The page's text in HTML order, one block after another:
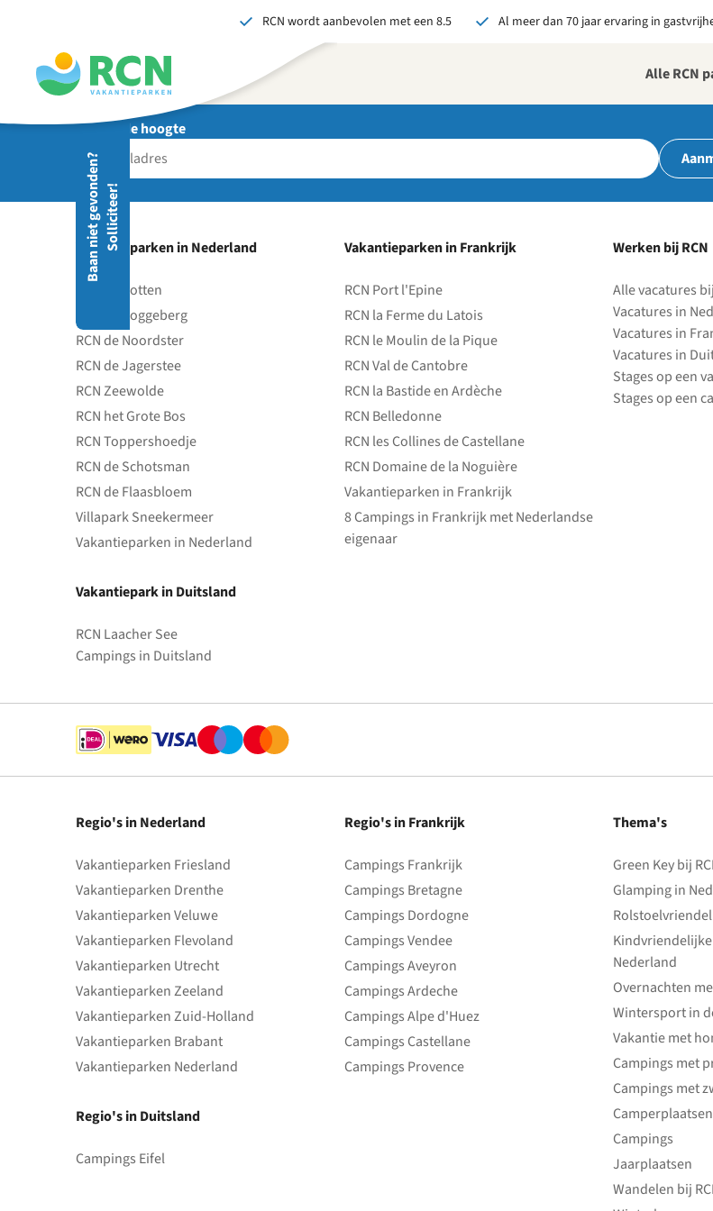
hoofdnavigatie
hoofdinhoud
voettekstinhoud
RCN wordt aanbevolen met een 8.5 Al meer dan 70 jaar ervaring in
Alle RCN
B
a
a
n
n
i
e
t
g
e
v
on
d
e
n
?
S
o
l
l
i
c
i
t
e
e
r!
Wij zijn altijd op zoek naar
gedreven en enthousiaste
versterken!
Blijf op de hoogte
Vakantieparken in Nederland
RCN de Potten
RCN de Roggeberg
RCN de Noordster
RCN de Jagerstee
RCN Zeewolde
RCN het Grote Bos
RCN Toppershoedje
RCN de Schotsman
RCN de Flaasbloem
Villapark Sneekermeer
Vakantieparken in Nederland
Vakantiepark in Duitsland
RCN Laacher See
Campings in Duitsland
Vakantieparken in Frankrijk
RCN Port l'Epine
RCN la Ferme du Latois
RCN le Moulin de la Pique
RCN Val de Cantobre
RCN la Bastide en Ardèche
RCN Belledonne
RCN les Collines de Castellane
RCN Domaine de la Noguière
Vakantieparken in Frankrijk
8 Campings in Frankrijk met Nederlandse
eigenaar
Werken bij RCN
Alle vacatures
Vacatures in
Vacatures in
Vacatures in
Stages op een
Stages op een
Regio's in Nederland
Vakantieparken Friesland
Vakantieparken Drenthe
Vakantieparken Veluwe
Vakantieparken Flevoland
Vakantieparken Utrecht
Vakantieparken Zeeland
Vakantieparken Zuid-Holland
Vakantieparken Brabant
Vakantieparken Nederland
Regio's in Duitsland
Campings Eifel
Regio's in Frankrijk
Campings Frankrijk
Campings Bretagne
Campings Dordogne
Campings Vendee
Campings Aveyron
Campings Ardeche
Campings Alpe d'Huez
Campings Castellane
Campings Provence
Thema's
Green Key bij
Glamping in
Nederland
Overnachten
Wintersport in
Vakantie met
Campings met
Campings met
Campings
Jaarplaatsen
Wandelen bij